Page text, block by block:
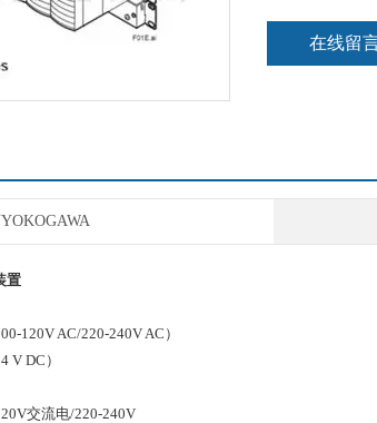
在线留
置
120V AC/220-240V AC）
V DC）
交流电/220-240V